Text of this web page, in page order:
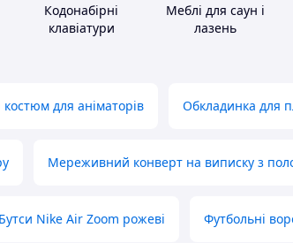
Кодонабірні
клавіатури
Меблі для саун і
лазень
костюм для аніматорів Обкладинка для
Мереживний конверт на виписку з
Бутси Nike Air Zoom рожеві Футбольні